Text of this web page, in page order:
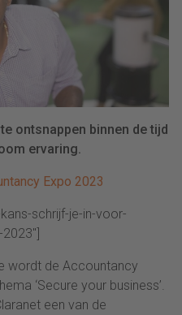
ontsnappen binnen de tijd
ervaring.
Expo 2023
schrijf-je-in-voor-
wordt de Accountancy
‘Secure your business’.
een van de